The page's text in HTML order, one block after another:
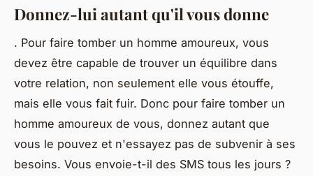
Donnez-lui autant qu'il vous donne
. Pour faire tomber un homme amoureux, vous
devez être capable de trouver un équilibre dans
votre relation, non seulement elle vous étouffe,
mais elle vous fait fuir. Donc pour faire tomber un
homme amoureux de vous, donnez autant que
vous le pouvez et n'essayez pas de subvenir à ses
besoins. Vous envoie-t-il des SMS tous les jours ?